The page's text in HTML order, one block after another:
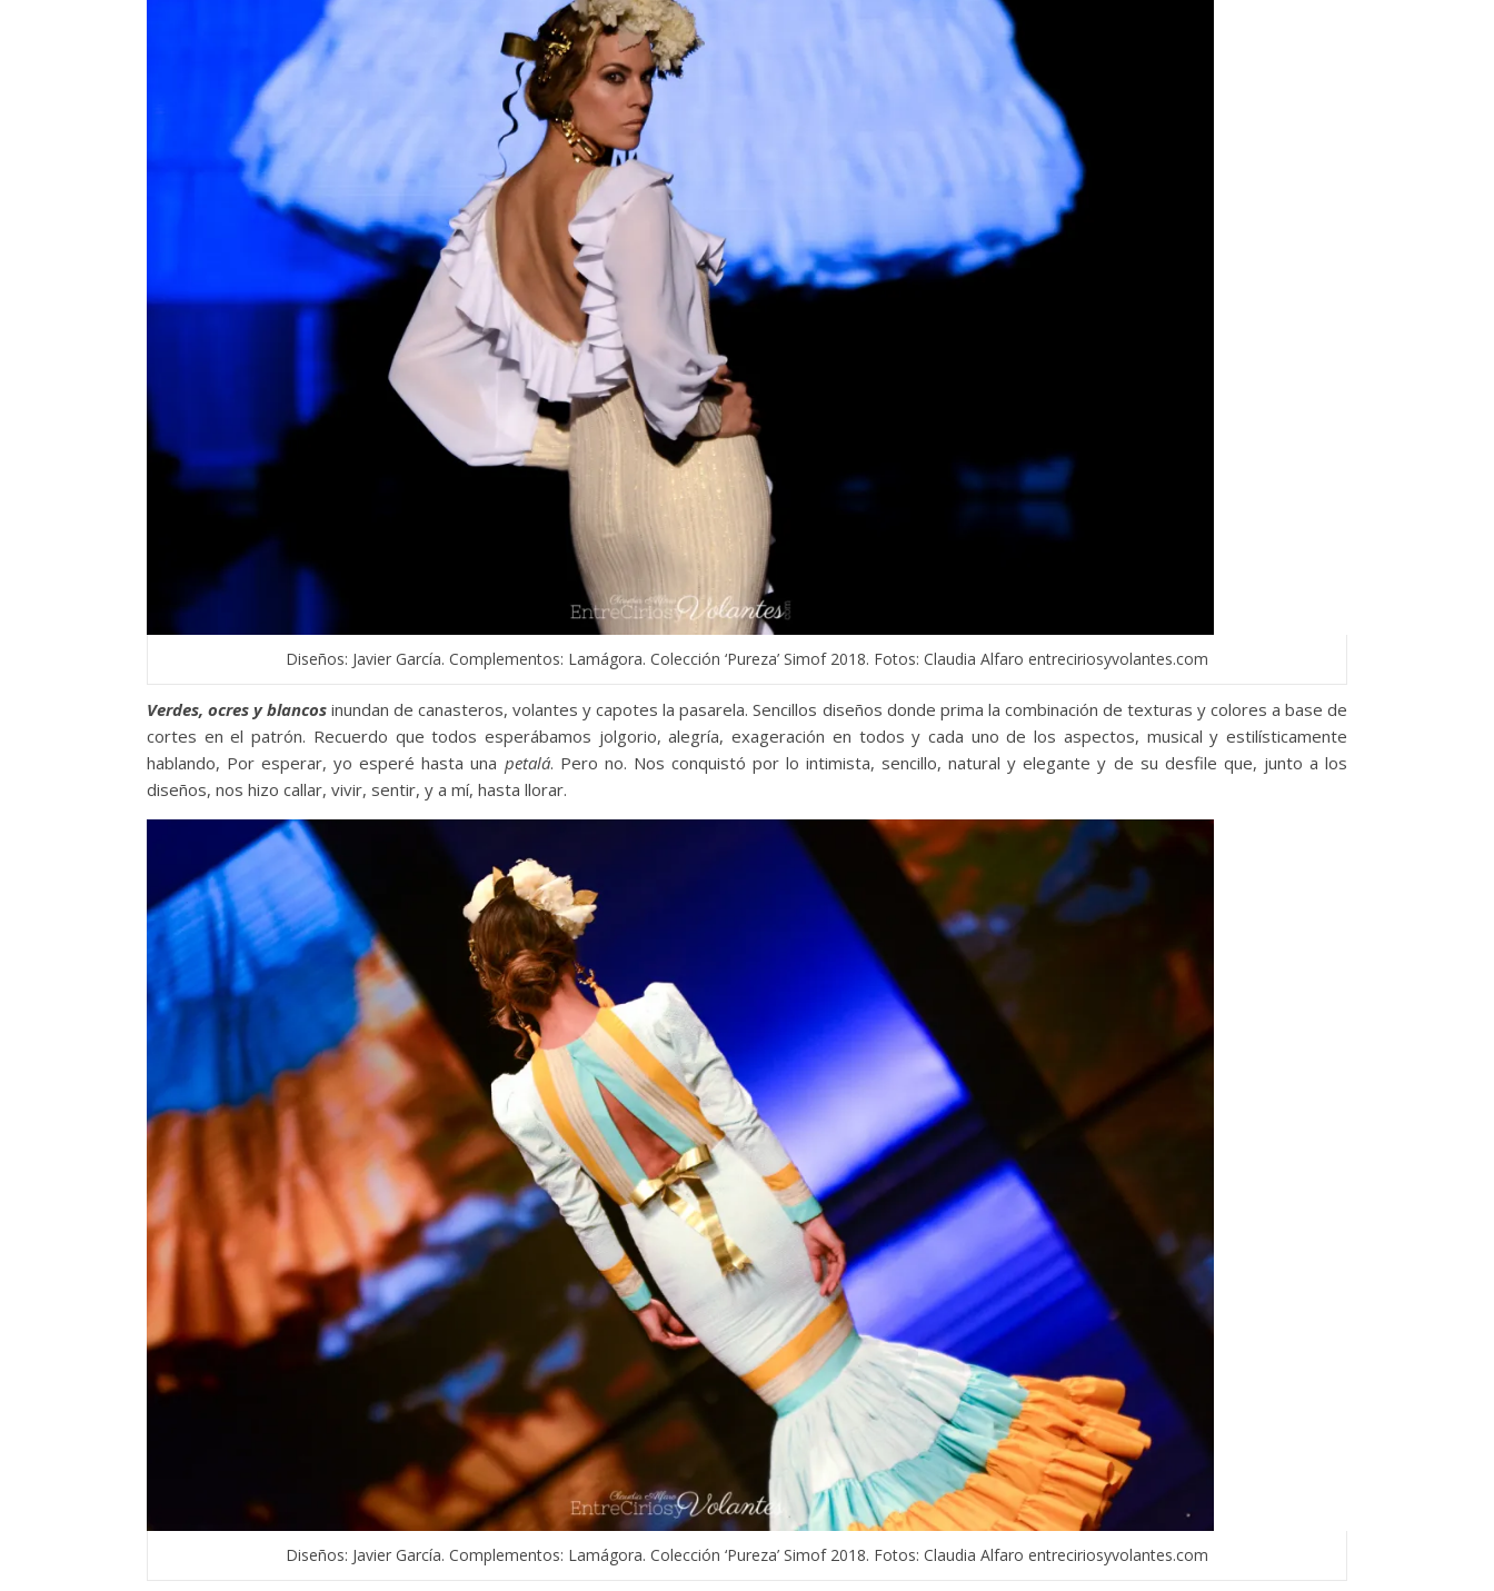
Diseños: Javier García. Complementos: Lamágora. Colección ‘Pureza’ Simof 2018. Fotos: Claudia Alfaro entreciriosyvolantes.com
Verdes, ocres y blancos inundan de canasteros, volantes y capotes la pasarela. Sencillos diseños donde prima la combinación de texturas y colores a base de
cortes en el patrón. Recuerdo que todos esperábamos jolgorio, alegría, exageración en todos y cada uno de los aspectos, musical y estilísticamente
hablando, Por esperar, yo esperé hasta una petalá. Pero no. Nos conquistó por lo intimista, sencillo, natural y elegante y de su desfile que, junto a los
diseños, nos hizo callar, vivir, sentir, y a mí, hasta llorar.
Diseños: Javier García. Complementos: Lamágora. Colección ‘Pureza’ Simof 2018. Fotos: Claudia Alfaro entreciriosyvolantes.com